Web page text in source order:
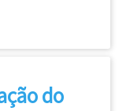
do